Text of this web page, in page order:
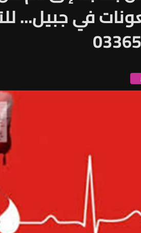
في جبيل...